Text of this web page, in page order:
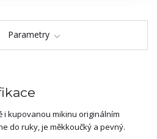
Parametry
i kupovanou mikinu originálním
do ruky, je měkkoučký a pevný.